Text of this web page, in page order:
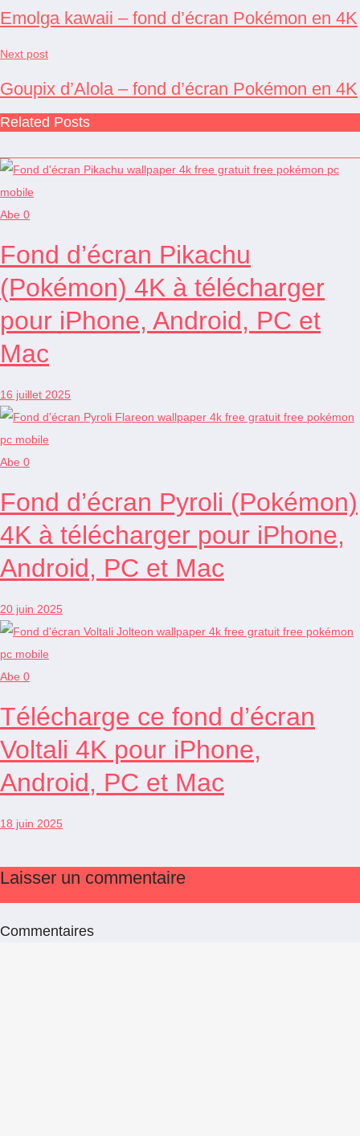
Emolga kawaii – fond d’écran Pokémon en 4K
Next post
Goupix d’Alola – fond d’écran Pokémon en 4K
Related Posts
Abe 0
Fond d’écran Pikachu
(Pokémon) 4K à télécharger
pour iPhone, Android, PC et
Mac
16 juillet 2025
Abe 0
Fond d’écran Pyroli (Pokémon)
4K à télécharger pour iPhone,
Android, PC et Mac
20 juin 2025
Abe 0
Télécharge ce fond d’écran
Voltali 4K pour iPhone,
Android, PC et Mac
18 juin 2025
Laisser un commentaire
Commentaires